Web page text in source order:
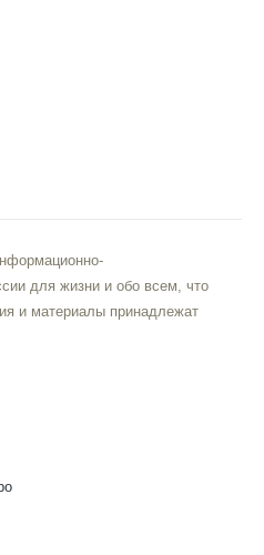
для жизни и обо всем, что
и материалы принадлежат